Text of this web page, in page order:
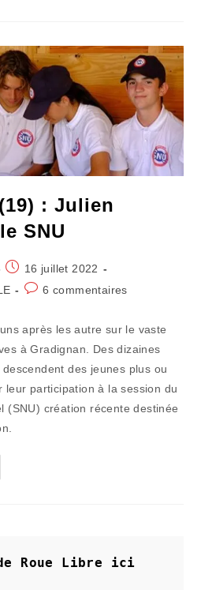
: Julien
SNU
Publication
publiée :
16 juillet 2022
Commentaires
publication :
6 commentaires
après les autre sur le vaste
à Gradignan. Des dizaines
des jeunes plus ou
leur participation à la session du
(SNU) création récente destinée
Roue Libre ici